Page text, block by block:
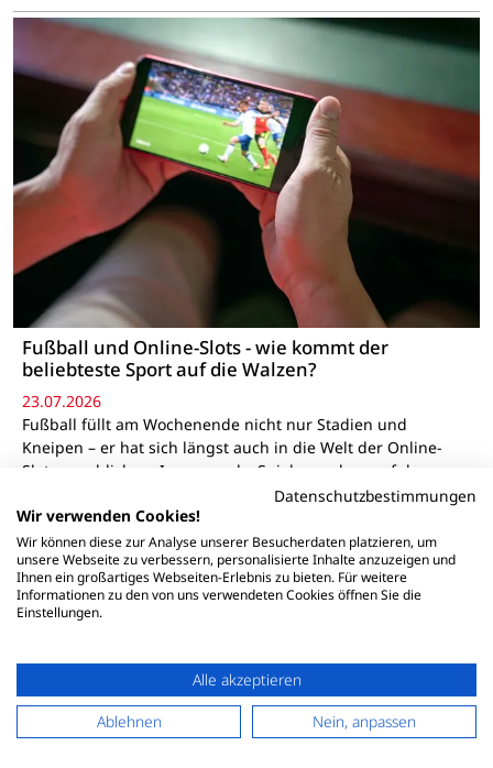
Fußball und Online-Slots - wie kommt der
beliebteste Sport auf die Walzen?
23.07.2026
Fußball füllt am Wochenende nicht nur Stadien und
Kneipen – er hat sich längst auch in die Welt der Online-
Slots geschlichen. Immer mehr Spieler suchen auf den
Walzen nach mehr als nur Früchten und Glocken, und das
wissen auch die Casino-Anbieter. Genau deshalb sind…
Datenschutzbestimmungen
Wir verwenden Cookies!
Wir können diese zur Analyse unserer Besucherdaten platzieren, um
unsere Webseite zu verbessern, personalisierte Inhalte anzuzeigen und
Ihnen ein großartiges Webseiten-Erlebnis zu bieten. Für weitere
Informationen zu den von uns verwendeten Cookies öffnen Sie die
Einstellungen.
Alle akzeptieren
Ablehnen
Nein, anpassen